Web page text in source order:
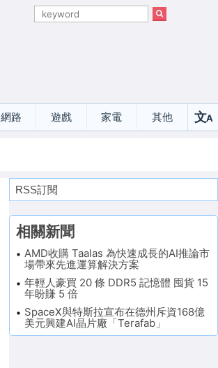
網路 遊戲 家電 其他 文A
RSS訂閱
相關新聞
AMD收購 Taalas 為快速成長的AI推論市
場帶來先進運算解決方案
年輕人豪買 20 條 DDR5 記憶體 囤貨 15
年盼賺 5 倍
SpaceX與特斯拉宣布在德州斥資168億
美元興建AI晶片廠「Terafab」